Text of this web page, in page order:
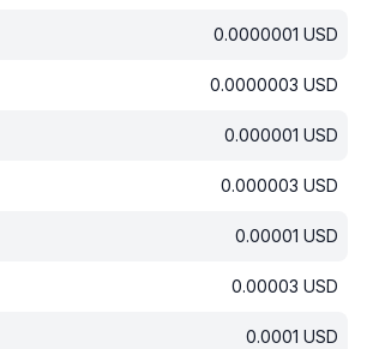
0.0000001 USD
0.0000003 USD
0.000001 USD
0.000003 USD
0.00001 USD
0.00003 USD
0.0001 USD